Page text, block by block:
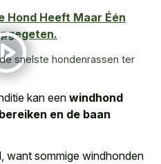
Hond Heeft Maar Één
snelste hondenrassen ter
kan een windhond
en de baan
want sommige windhonden